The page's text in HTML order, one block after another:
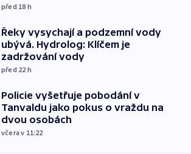
před 18 h
Řeky vysychají a podzemní vody
ubývá. Hydrolog: Klíčem je
zadržování vody
před 22 h
Policie vyšetřuje pobodání v
Tanvaldu jako pokus o vraždu na
dvou osobách
včera v 11:22